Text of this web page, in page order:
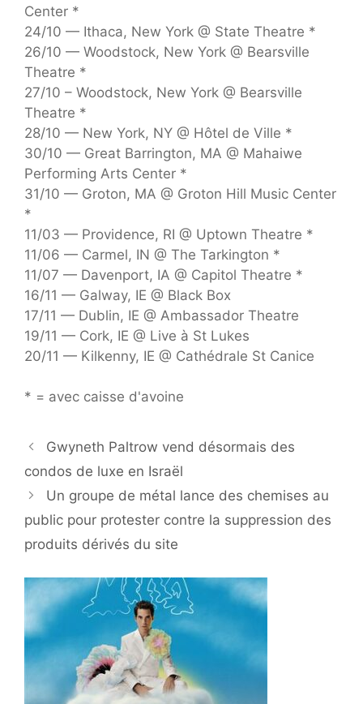
Center *
24/10 — Ithaca, New York @ State Theatre *
26/10 — Woodstock, New York @ Bearsville
Theatre *
27/10 – Woodstock, New York @ Bearsville
Theatre *
28/10 — New York, NY @ Hôtel de Ville *
30/10 — Great Barrington, MA @ Mahaiwe
Performing Arts Center *
31/10 — Groton, MA @ Groton Hill Music Center
*
11/03 — Providence, RI @ Uptown Theatre *
11/06 — Carmel, IN @ The Tarkington *
11/07 — Davenport, IA @ Capitol Theatre *
16/11 — Galway, IE @ Black Box
17/11 — Dublin, IE @ Ambassador Theatre
19/11 — Cork, IE @ Live à St Lukes
20/11 — Kilkenny, IE @ Cathédrale St Canice
* = avec caisse d'avoine
Gwyneth Paltrow vend désormais des
condos de luxe en Israël
Un groupe de métal lance des chemises au
public pour protester contre la suppression des
produits dérivés du site